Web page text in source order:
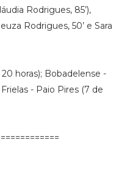
Rodrigues, 85’),
Rodrigues, 50’ e Sara
horas); Bobadelense -
- Paio Pires (7 de